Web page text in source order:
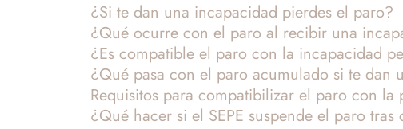
¿Si te dan una incapacidad pierdes el paro?
¿Qué ocurre con el paro al recibir una
¿Es compatible el paro con la incapacidad
¿Qué pasa con el paro acumulado si te dan
Requisitos para compatibilizar el paro con la
¿Qué hacer si el SEPE suspende el paro